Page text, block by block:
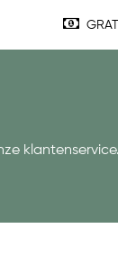
klantenservice.